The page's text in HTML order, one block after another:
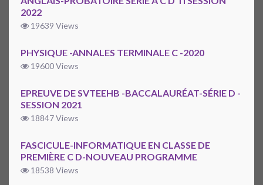
2022
19639 Views
PHYSIQUE -ANNALES TERMINALE C -2020
19600 Views
EPREUVE DE SVTEEHB -BACCALAURÉAT-SÉRIE D -
SESSION 2021
18847 Views
FASCICULE-INFORMATIQUE EN CLASSE DE
PREMIÈRE C D-NOUVEAU PROGRAMME
18538 Views